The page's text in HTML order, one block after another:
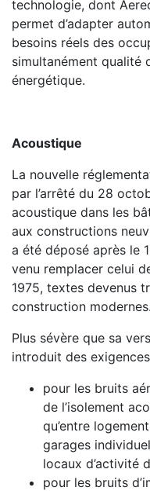
technologie, dont
permet d’adapter
besoins réels des
simultanément qualité
énergétique.
Acoustique
La nouvelle
par l’arrêté du 28
acoustique dans les
aux constructions
a été déposé après le
venu remplacer celui
1975, textes devenus
construction modernes.
Plus sévère que sa
introduit des
pour les bruits
de l’isolement
qu’entre
garages
locaux d’activité
pour les bruits